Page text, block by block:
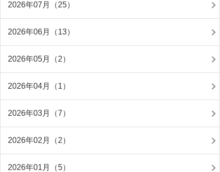
2026年07月（25）
2026年06月（13）
2026年05月（2）
2026年04月（1）
2026年03月（7）
2026年02月（2）
2026年01月（5）